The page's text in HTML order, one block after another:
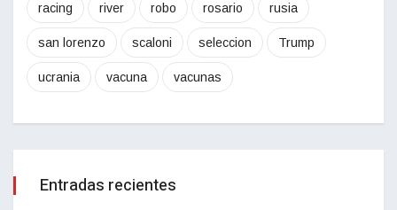
racing river robo rosario rusia
san lorenzo scaloni seleccion Trump
ucrania vacuna vacunas
Entradas recientes